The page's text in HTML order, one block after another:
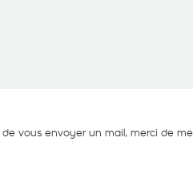
vous envoyer un mail, merci de me